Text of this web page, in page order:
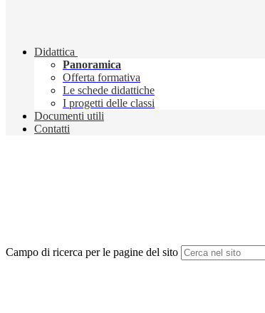
Didattica
Panoramica
Offerta formativa
Le schede didattiche
I progetti delle classi
Documenti utili
Contatti
Campo di ricerca per le pagine del sito